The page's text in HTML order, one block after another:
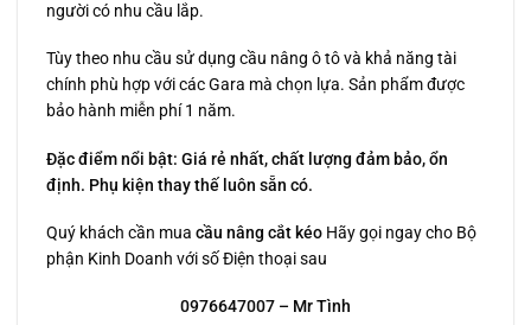
người có nhu cầu lắp.
Tùy theo nhu cầu sử dụng cầu nâng ô tô và khả năng tài
chính phù hợp với các Gara mà chọn lựa. Sản phẩm được
bảo hành miễn phí 1 năm.
Đặc điểm nổi bật: Giá rẻ nhất, chất lượng đảm bảo, ổn
định. Phụ kiện thay thế luôn sẵn có.
Quý khách cần mua cầu nâng cắt kéo Hãy gọi ngay cho Bộ
phận Kinh Doanh với số Điện thoại sau
0976647007 – Mr Tình